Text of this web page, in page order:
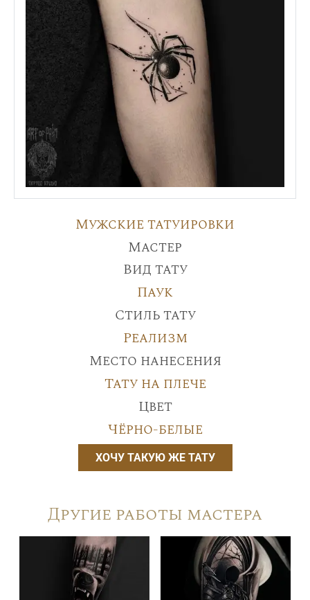
Мужские татуировки
Мастер
Вид тату
Паук
Стиль тату
Реализм
Место нанесения
Тату на плече
Цвет
Чёрно-белые
ХОЧУ ТАКУЮ ЖЕ ТАТУ
Другие работы мастера